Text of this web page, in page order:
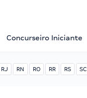
Concurseiro Iniciante
RJ RN RO RR RS SC